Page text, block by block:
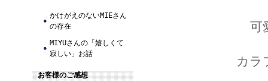
かけがえのないMIEさん
の存在
MIYUさんの「嬉しくて
寂しい」お話
お客様のご感想
可
カラ